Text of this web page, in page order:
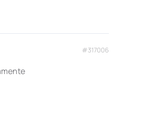
#317006